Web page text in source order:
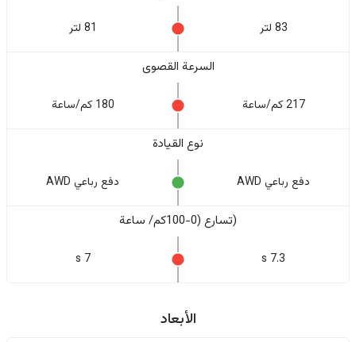
83 لتر 81 لتر
السرعة القصوى
217 كم/ساعة 180 كم/ساعة
نوع القيادة
دفع رباعي AWD دفع رباعي AWD
(تسارع (0-100كم/ ساعة
7.3 s
7 s
الأبعاد